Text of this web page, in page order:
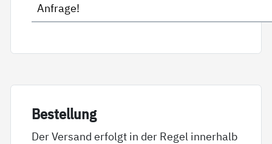
Anfrage!
Be­stel­lung
Der Versand erfolgt in der Regel innerhalb